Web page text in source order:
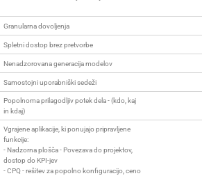
Granularna dovoljenja
Spletni dostop brez pretvorbe
Nenadzorovana generacija modelov
Samostojni uporabniški sedeži
Popolnoma prilagodljiv potek dela - (kdo, kaj
in kdaj)
Vgrajene aplikacije, ki ponujajo pripravljene
funkcije:
- Nadzorna plošča - Povezava do projektov,
dostop do KPI-jev
- CPQ - rešitev za popolno konfiguracijo, ceno